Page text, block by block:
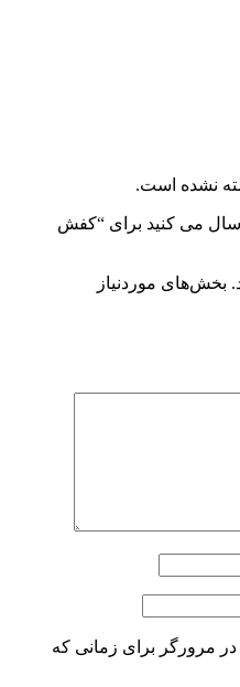
نشده است.
می کنید برای “کفش
بخش‌های موردنیاز
مرورگر برای زمانی که